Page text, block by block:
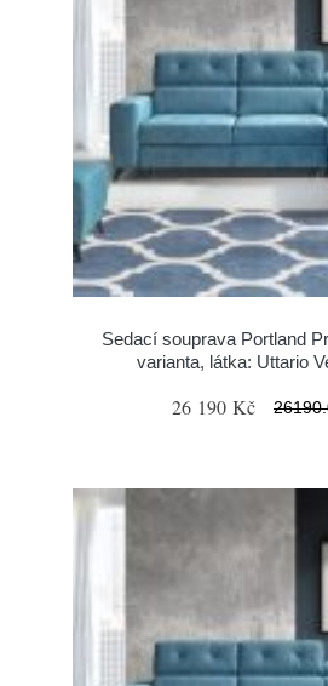
Sedací souprava Portland
varianta, látka: Uttario
26 190 Kč